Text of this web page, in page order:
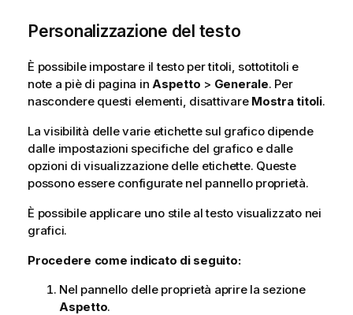
Personalizzazione del testo
È possibile impostare il testo per titoli, sottotitoli e
note a piè di pagina in Aspetto > Generale. Per
nascondere questi elementi, disattivare Mostra titoli.
La visibilità delle varie etichette sul grafico dipende
dalle impostazioni specifiche del grafico e dalle
opzioni di visualizzazione delle etichette. Queste
possono essere configurate nel pannello proprietà.
È possibile applicare uno stile al testo visualizzato nei
grafici.
Procedere come indicato di seguito:
Nel pannello delle proprietà aprire la sezione
Aspetto.